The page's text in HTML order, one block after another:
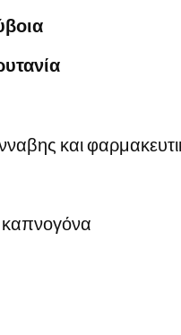
και
καπνογόνα